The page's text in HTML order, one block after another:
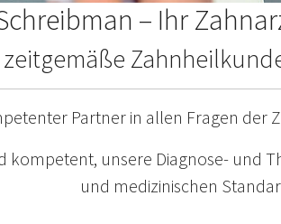
– Ihr
zeitgemäße
Partner in allen Fragen der
kompetent, unsere Diagnose- und
und medizinischen